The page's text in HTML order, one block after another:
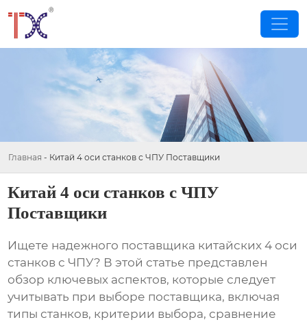
Главная - Китай 4 оси станков с ЧПУ Поставщики
Китай 4 оси станков с ЧПУ
Поставщики
Ищете надежного поставщика китайских 4 оси
станков с ЧПУ? В этой статье представлен
обзор ключевых аспектов, которые следует
учитывать при выборе поставщика, включая
типы станков, критерии выбора, сравнение